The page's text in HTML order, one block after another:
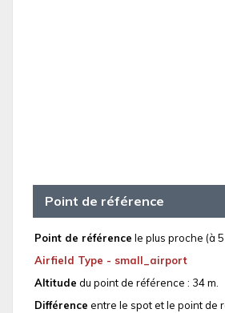
Point de référence
Point de référence le plus proche (à 5
Airfield Type - small_airport
Altitude du point de référence : 34 m.
Différence entre le spot et le point de